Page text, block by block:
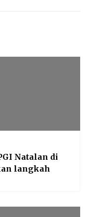
Natalan di
langkah